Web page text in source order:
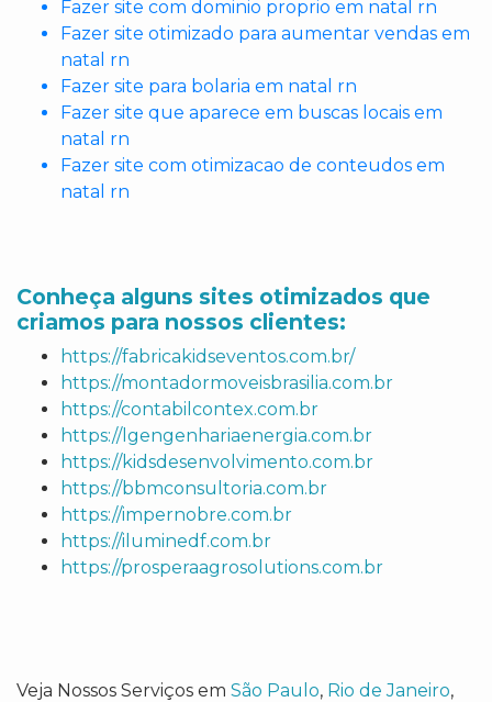
Fazer site com dominio proprio em natal rn
Fazer site otimizado para aumentar vendas em
natal rn
Fazer site para bolaria em natal rn
Fazer site que aparece em buscas locais em
natal rn
Fazer site com otimizacao de conteudos em
natal rn
Conheça alguns sites otimizados que
criamos para nossos clientes:
https://fabricakidseventos.com.br/
https://montadormoveisbrasilia.com.br
https://contabilcontex.com.br
https://lgengenhariaenergia.com.br
https://kidsdesenvolvimento.com.br
https://bbmconsultoria.com.br
https://impernobre.com.br
https://iluminedf.com.br
https://prosperaagrosolutions.com.br
Veja Nossos Serviços em São Paulo, Rio de Janeiro,